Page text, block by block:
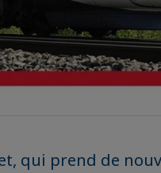
qui prend de